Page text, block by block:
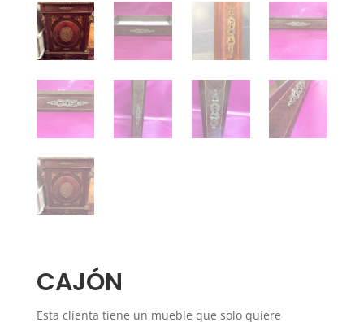
CAJÓN
Esta clienta tiene un mueble que solo quiere